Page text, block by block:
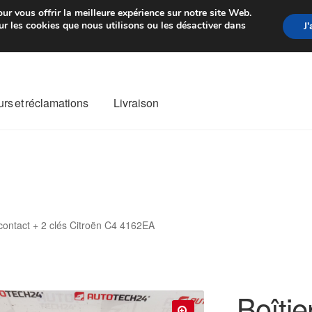
de 7 EUR Du lundi au
et réclamations Livraison
+ 2 clés Citroën C4 4162EA
vous offrir la meilleure expérience sur notre site Web.
les cookies que nous utilisons ou les désactiver dans